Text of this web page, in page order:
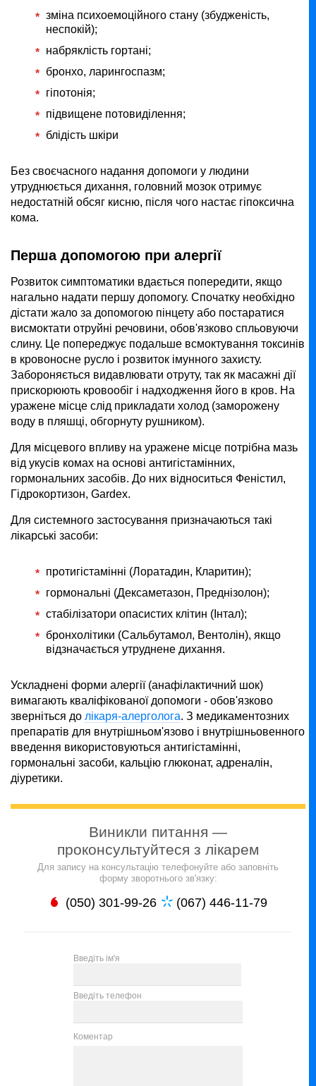
зміна психоемоційного стану (збудженість,
неспокій);
набряклість гортані;
бронхо, ларингоспазм;
гіпотонія;
підвищене потовиділення;
блідість шкіри
Без своєчасного надання допомоги у людини
утруднюється дихання, головний мозок отримує
недостатній обсяг кисню, після чого настає гіпоксична
кома.
Перша допомогою при алергії
Розвиток симптоматики вдається попередити, якщо
нагально надати першу допомогу. Спочатку необхідно
дістати жало за допомогою пінцету або постаратися
висмоктати отруйні речовини, обов'язково спльовуючи
слину. Це попереджує подальше всмоктування токсинів
в кровоносне русло і розвиток імунного захисту.
Забороняється видавлювати отруту, так як масажні дії
прискорюють кровообіг і надходження його в кров. На
уражене місце слід прикладати холод (заморожену
воду в пляшці, обгорнуту рушником).
Для місцевого впливу на уражене місце потрібна мазь
від укусів комах на основі антигістамінних,
гормональних засобів. До них відноситься Феністил,
Гідрокортизон, Gardex.
Для системного застосування призначаються такі
лікарські засоби:
протигістамінні (Лоратадин, Кларитин);
гормональні (Дексаметазон, Преднізолон);
стабілізатори опасистих клітин (Інтал);
бронхолітики (Сальбутамол, Вентолін), якщо
відзначається утруднене дихання.
Ускладнені форми алергії (анафілактичний шок)
вимагають кваліфікованої допомоги - обов'язково
зверніться до лікаря-алерголога. З медикаментозних
препаратів для внутрішньом'язово і внутрішньовенного
введення використовуються антигістамінні,
гормональні засоби, кальцію глюконат, адреналін,
діуретики.
Виникли питання —
проконсультуйтеся з лікарем
Для запису на консультацію телефонуйте або заповніть
форму зворотнього зв'язку:
(050) 301-99-26 (067) 446-11-79
Введіть ім'я
Введіть телефон
Коментар